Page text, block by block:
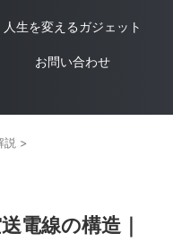
人生を変えるガジェット
お問い合わせ
説 >
電線の構造｜